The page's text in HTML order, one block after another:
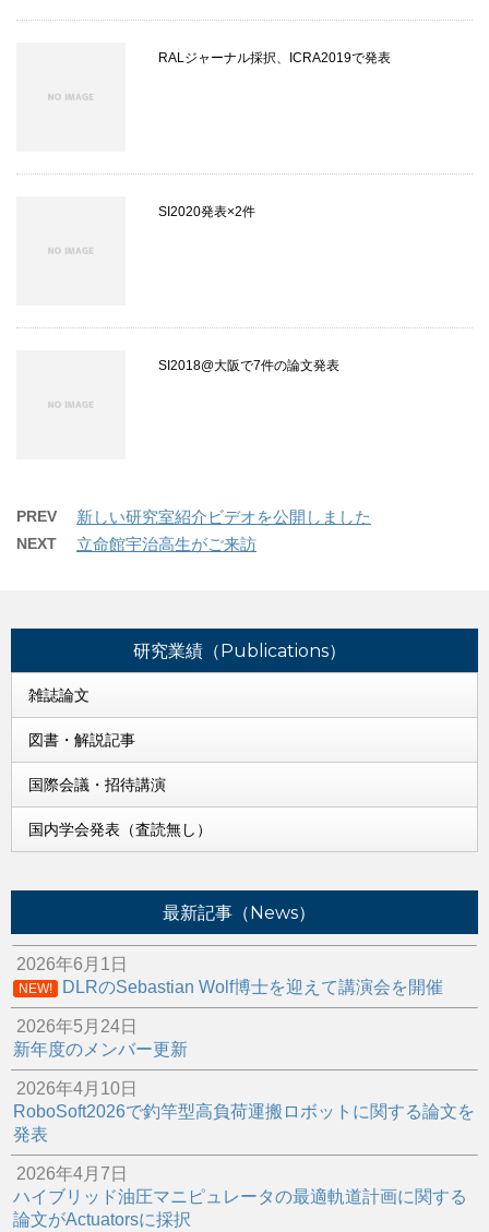
RALジャーナル採択、ICRA2019で発表
SI2020発表×2件
SI2018@大阪で7件の論文発表
PREV 新しい研究室紹介ビデオを公開しました
NEXT 立命館宇治高生がご来訪
研究業績（Publications）
雑誌論文
図書・解説記事
国際会議・招待講演
国内学会発表（査読無し）
最新記事（News）
2026年6月1日
NEW! DLRのSebastian Wolf博士を迎えて講演会を開催
2026年5月24日
新年度のメンバー更新
2026年4月10日
RoboSoft2026で釣竿型高負荷運搬ロボットに関する論文を
発表
2026年4月7日
ハイブリッド油圧マニピュレータの最適軌道計画に関する
論文がActuatorsに採択